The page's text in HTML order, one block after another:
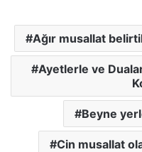
Ağır musallat
Ayetlerle ve
Beyne
Cin musallat